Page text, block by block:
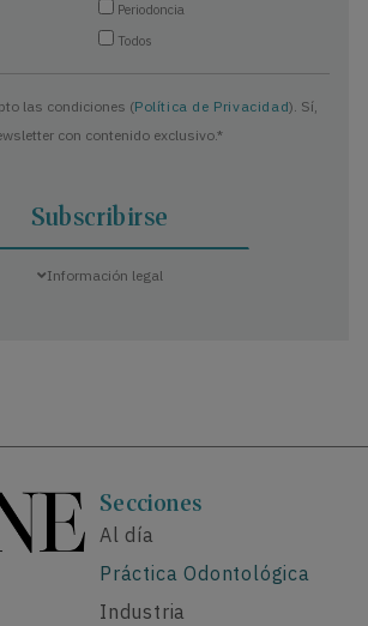
Periodoncia
Todos
las condiciones (Política de Privacidad). Sí,
con contenido exclusivo.*
Información legal
Secciones
Al día
Práctica Odontológica
Industria